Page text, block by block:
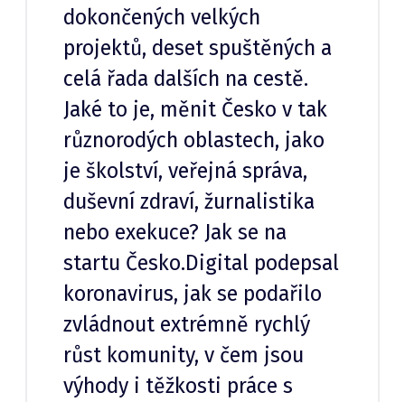
dokončených velkých
projektů, deset spuštěných a
celá řada dalších na cestě.
Jaké to je, měnit Česko v tak
různorodých oblastech, jako
je školství, veřejná správa,
duševní zdraví, žurnalistika
nebo exekuce? Jak se na
startu Česko.Digital podepsal
koronavirus, jak se podařilo
zvládnout extrémně rychlý
růst komunity, v čem jsou
výhody i těžkosti práce s